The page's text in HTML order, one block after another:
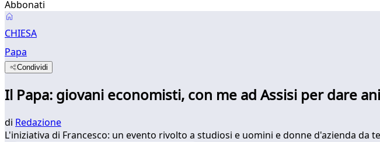
Abbonati
CHIESA
Papa
Condividi
Il Papa: giovani economisti, con me ad Assisi per dare
di Redazione
L'iniziativa di Francesco: un evento rivolto a studiosi e uomini e donne d'azienda da